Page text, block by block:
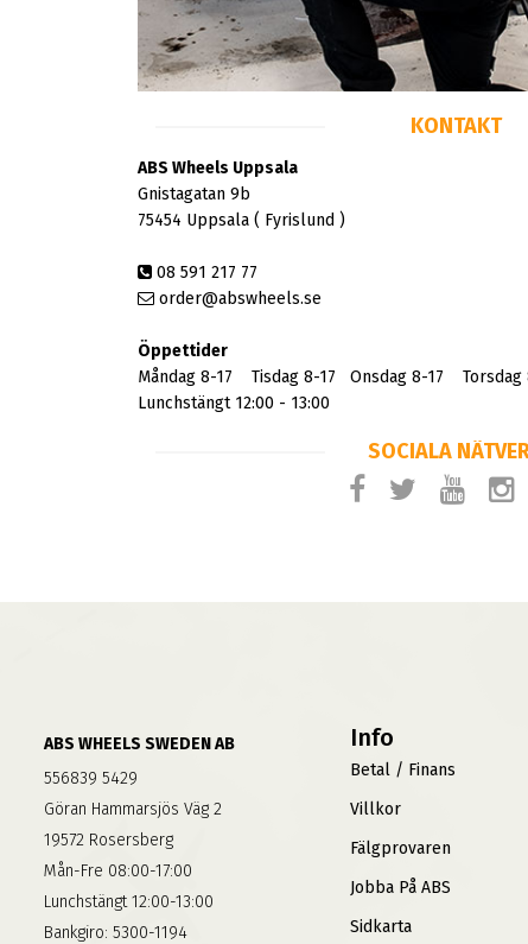
KONTAKT
ABS Wheels Uppsala
Gnistagatan 9b
75454 Uppsala ( Fyrislund )
08 591 217 77
order@abswheels.se
Öppettider
Måndag 8-17 Tisdag 8-17 Onsdag 8-17 Torsdag
Lunchstängt 12:00 - 13:00
SOCIALA
ABS WHEELS SWEDEN AB
556839 5429
Göran Hammarsjös Väg 2
19572 Rosersberg
Mån-Fre 08:00-17:00
Lunchstängt 12:00-13:00
Bankgiro: 5300-1194
Info
Betal / Finans
Villkor
Fälgprovaren
Jobba På ABS
Sidkarta